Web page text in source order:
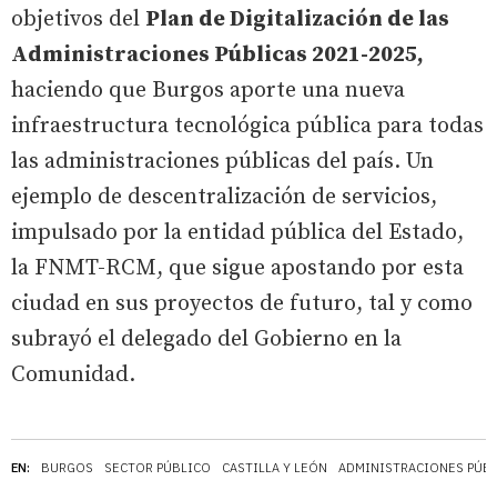
EN: BURGOS SECTOR PÚBLICO CASTILLA Y LEÓN ADMINISTRACIONES
objetivos del Plan de Digitalización de las
Administraciones Públicas 2021-2025,
haciendo que Burgos aporte una nueva
infraestructura tecnológica pública para todas
las administraciones públicas del país. Un
ejemplo de descentralización de servicios,
impulsado por la entidad pública del Estado,
la FNMT-RCM, que sigue apostando por esta
ciudad en sus proyectos de futuro, tal y como
subrayó el delegado del Gobierno en la
Comunidad.